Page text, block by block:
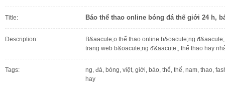
Title: Báo thể thao online bóng đá thế giới 24 h,
Description:
B&aacute;o thể thao online b&oacute;ng
trang web b&oacute;ng đ&aacute;, thể thao hay
Tags:
ng, đá, bóng, việt, giới, báo, thể, thế, nam, thao,
hay